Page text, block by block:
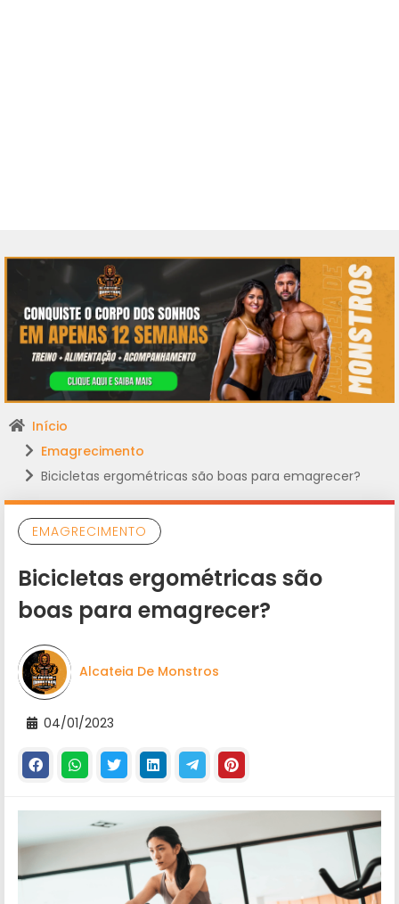
Início
Emagrecimento
Bicicletas ergométricas são boas para emagrecer?
EMAGRECIMENTO
Bicicletas ergométricas são
boas para emagrecer?
Alcateia De Monstros
04/01/2023